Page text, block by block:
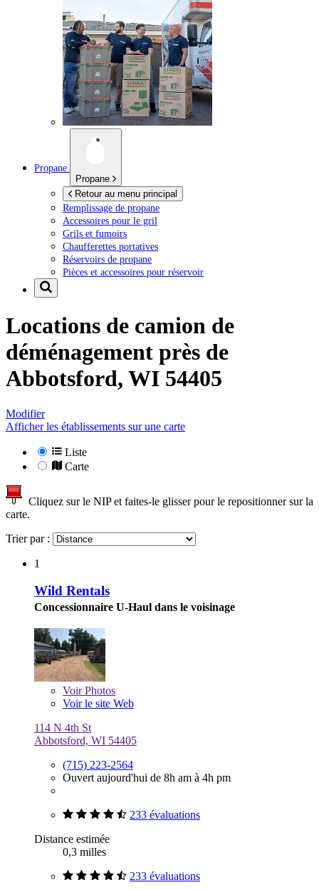
Propane
Propane
Retour au menu principal
Remplissage de propane
Accessoires pour le gril
Grils et fumoirs
Chaufferettes portatives
Réservoirs de propane
Pièces et accessoires pour réservoir
Locations de camion de
déménagement près de
Abbotsford, WI 54405
Modifier
Afficher les établissements sur une carte
Liste
Carte
Cliquez sur le NIP et faites-le glisser pour le repositionner sur la
carte.
Trier par :
1
Wild Rentals
Concessionnaire U-Haul dans le voisinage
VoirPhotos
Voir le site Web
114 N 4th St
Abbotsford, WI 54405
(715) 223-2564
Ouvert aujourd'hui de 8h am à 4h pm
233 évaluations
Distance estimée
0,3 milles
233 évaluations